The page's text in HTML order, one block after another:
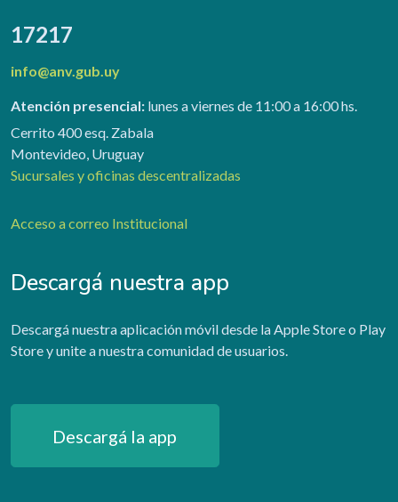
17217
info@anv.gub.uy
Atención presencial: lunes a viernes de 11:00 a 16:00 hs.
Cerrito 400 esq. Zabala
Montevideo, Uruguay
Sucursales y oficinas descentralizadas
Acceso a correo Institucional
Descargá nuestra app
Descargá nuestra aplicación móvil desde la Apple Store o Play
Store y unite a nuestra comunidad de usuarios.
Descargá la app